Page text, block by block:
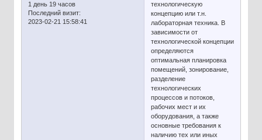
1 день 19 часов
Последний визит:
2023-02-21 15:58:41
технологическую
концепцию или т.н.
лабораторная техника. В
зависимости от
технологической концепции
определяются
оптимальная планировка
помещений, зонирование,
разделение
технологических
процессов и потоков,
рабочих мест и их
оборудования, а также
основные требования к
наличию тех или иных